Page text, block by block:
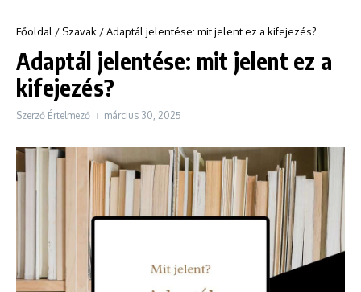
Főoldal / Szavak /Adaptál jelentése: mit jelent ez a kifejezés?
Adaptál jelentése: mit jelent ez a
kifejezés?
Szerző Értelmező március 30, 2025